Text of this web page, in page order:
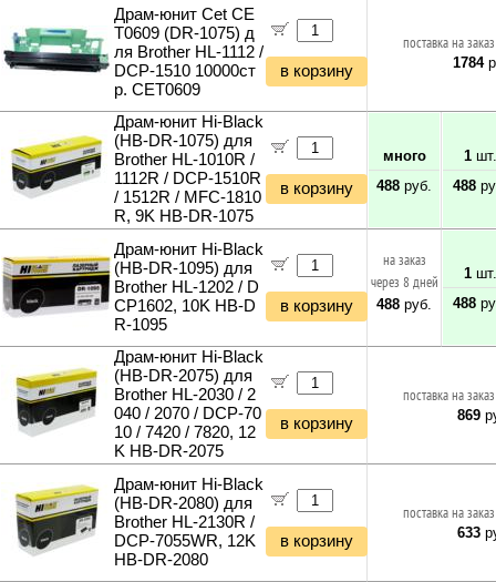
Драм-юнит Cet CE
T0609 (DR-1075) д
ля Brother HL-1112 /
DCP-1510 10000ст
р. CET0609
в корзину
поставка на
1784
Драм-юнит Hi-Black
(HB-DR-1075) для
Brother HL-1010R /
1112R / DCP-1510R
/ 1512R / MFC-1810
R, 9K HB-DR-1075
в корзину
много
488 руб.
1шт.
488
Драм-юнит Hi-Black
(HB-DR-1095) для
Brother HL-1202 / D
CP1602, 10K HB-D
R-1095
в корзину
на заказ
через 8 дней
488 руб.
1шт.
488
Драм-юнит Hi-Black
(HB-DR-2075) для
Brother HL-2030 / 2
040 / 2070 / DCP-70
10 / 7420 / 7820, 12
K HB-DR-2075
в корзину
поставка на
869
Драм-юнит Hi-Black
(HB-DR-2080) для
Brother HL-2130R /
DCP-7055WR, 12K
HB-DR-2080
в корзину
поставка на
633